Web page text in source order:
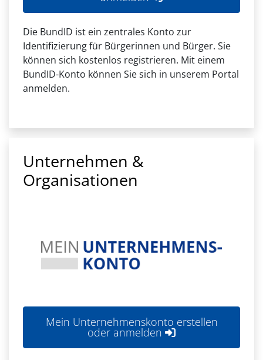
Die BundID ist ein zentrales Konto zur
Identifizierung für Bürgerinnen und Bürger. Sie
können sich kostenlos registrieren. Mit einem
BundID-Konto können Sie sich in unserem Portal
anmelden.
Unternehmen &
Organisationen
Mein Unternehmenskonto erstellen
oder anmelden